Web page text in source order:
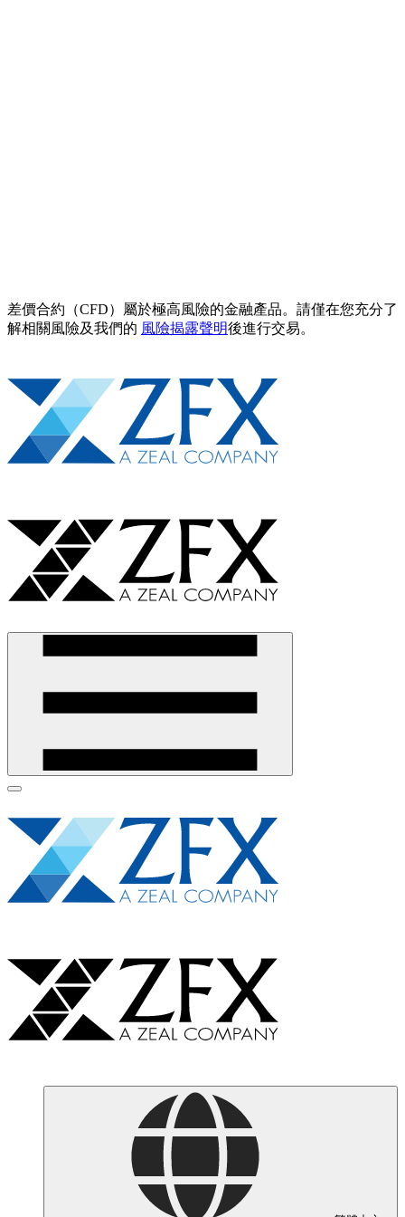
差價合約（CFD）屬於極高風險的金融產品。請僅在您充分了
解相關風險及我們的 風險揭露聲明後進行交易。